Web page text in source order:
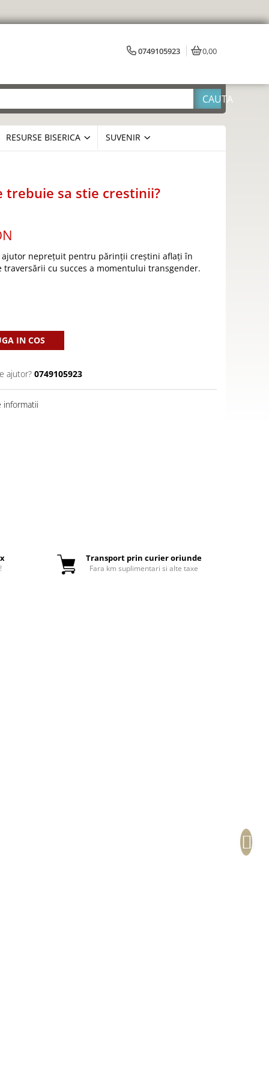
0749105923 0,00
RESURSE BISERICA SUVENIR
trebuie sa stie crestinii?
ajutor neprețuit pentru părinții creștini aflați în
cu succes a momentului transgender.
IN COS
ajutor? 0749105923
informatii
Transport prin curier oriunde
Fara km suplimentari si alte taxe